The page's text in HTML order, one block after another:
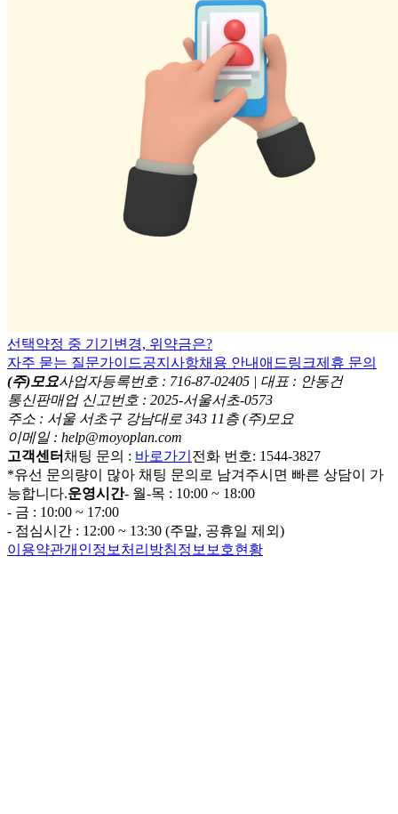
선택약정 중 기기변경, 위약금은?
자주 묻는 질문가이드공지사항채용 안내 애드링크제휴 문의
(주)모요사업자등록번호 : 716-87-02405 | 대표 : 안동건
통신판매업 신고번호 : 2025-서울서초-0573
주소 : 서울 서초구 강남대로 343 11층 (주)모요
이메일 : help@moyoplan.com
고객센터채팅 문의 : 바로가기 전화 번호: 1544-3827
*유선 문의량이 많아 채팅 문의로 남겨주시면 빠른 상담이 가
능합니다.운영시간- 월-목 : 10:00 ~ 18:00
- 금 : 10:00 ~ 17:00
- 점심시간 : 12:00 ~ 13:30 (주말, 공휴일 제외)
이용약관개인정보처리방침정보보호현황